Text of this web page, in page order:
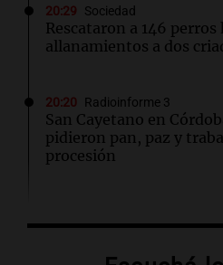
20:29 Sociedad
Rescataron a 146
allanamientos a dos
20:20 Radioinforme 3
San Cayetano en
pidieron pan, paz y
procesión
Juan Fernando